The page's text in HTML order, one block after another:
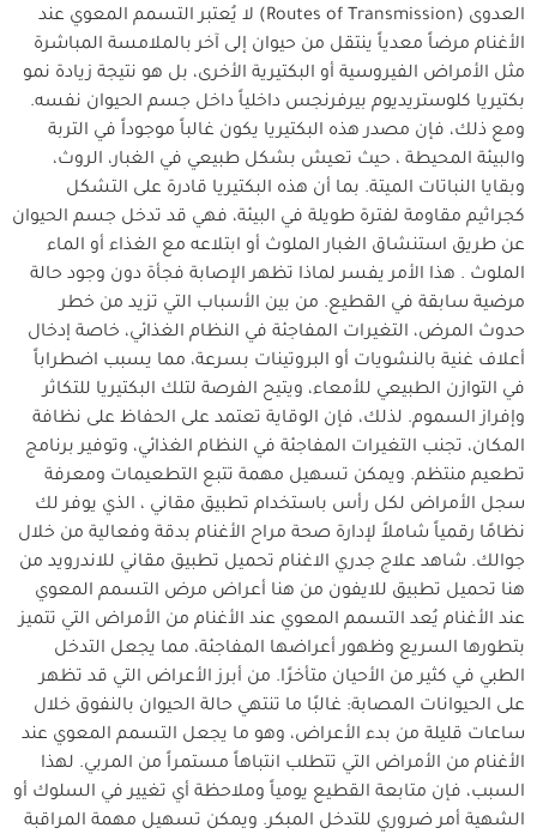
العدوى (Routes of Transmission) لا يُعتبر التسمم المعوي عند
الأغنام مرضاً معدياً ينتقل من حيوان إلى آخر بالملامسة المباشرة
مثل الأمراض الفيروسية أو البكتيرية الأخرى، بل هو نتيجة زيادة نمو
بكتيريا كلوستريديوم بيرفرنجس داخلياً داخل جسم الحيوان نفسه.
ومع ذلك، فإن مصدر هذه البكتيريا يكون غالباً موجوداً في التربة
والبيئة المحيطة ، حيث تعيش بشكل طبيعي في الغبار، الروث،
وبقايا النباتات الميتة. بما أن هذه البكتيريا قادرة على التشكل
كجراثيم مقاومة لفترة طويلة في البيئة، فهي قد تدخل جسم الحيوان
عن طريق استنشاق الغبار الملوث أو ابتلاعه مع الغذاء أو الماء
الملوث . هذا الأمر يفسر لماذا تظهر الإصابة فجأة دون وجود حالة
مرضية سابقة في القطيع. من بين الأسباب التي تزيد من خطر
حدوث المرض، التغيرات المفاجئة في النظام الغذائي، خاصة إدخال
أعلاف غنية بالنشويات أو البروتينات بسرعة، مما يسبب اضطراباً
في التوازن الطبيعي للأمعاء، ويتيح الفرصة لتلك البكتيريا للتكاثر
وإفراز السموم. لذلك، فإن الوقاية تعتمد على الحفاظ على نظافة
المكان، تجنب التغيرات المفاجئة في النظام الغذائي، وتوفير برنامج
تطعيم منتظم. ويمكن تسهيل مهمة تتبع التطعيمات ومعرفة
سجل الأمراض لكل رأس باستخدام تطبيق مقاني ، الذي يوفر لك
نظامًا رقمياً شاملاً لإدارة صحة مراح الأغنام بدقة وفعالية من خلال
جوالك. شاهد علاج جدري الاغنام تحميل تطبيق مقاني للاندرويد من
هنا تحميل تطبيق للايفون من هنا أعراض مرض التسمم المعوي
عند الأغنام يُعد التسمم المعوي عند الأغنام من الأمراض التي تتميز
بتطورها السريع وظهور أعراضها المفاجئة، مما يجعل التدخل
الطبي في كثير من الأحيان متأخرًا. من أبرز الأعراض التي قد تظهر
على الحيوانات المصابة: غالبًا ما تنتهي حالة الحيوان بالنفوق خلال
ساعات قليلة من بدء الأعراض، وهو ما يجعل التسمم المعوي عند
الأغنام من الأمراض التي تتطلب انتباهاً مستمراً من المربي. لهذا
السبب، فإن متابعة القطيع يومياً وملاحظة أي تغيير في السلوك أو
الشهية أمر ضروري للتدخل المبكر. ويمكن تسهيل مهمة المراقبة